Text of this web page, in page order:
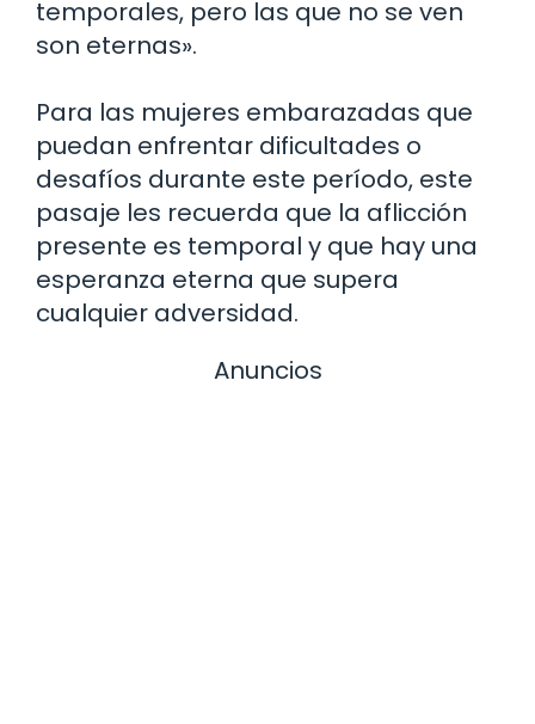
temporales, pero las que no se ven
son eternas».
Para las mujeres embarazadas que
puedan enfrentar dificultades o
desafíos durante este período, este
pasaje les recuerda que la aflicción
presente es temporal y que hay una
esperanza eterna que supera
cualquier adversidad.
Anuncios